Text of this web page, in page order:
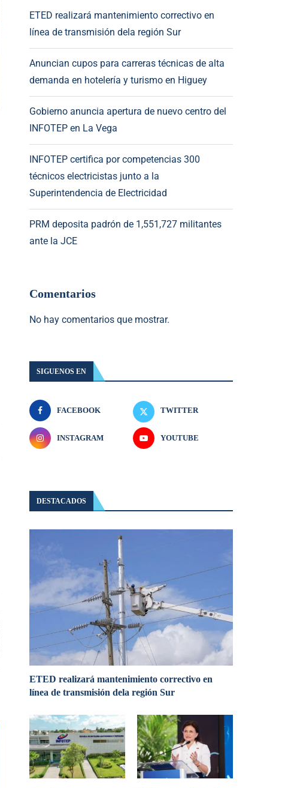
ETED realizará mantenimiento correctivo en
línea de transmisión dela región Sur
Anuncian cupos para carreras técnicas de alta
demanda en hotelería y turismo en Higuey
Gobierno anuncia apertura de nuevo centro del
INFOTEP en La Vega
INFOTEP certifica por competencias 300
técnicos electricistas junto a la
Superintendencia de Electricidad
PRM deposita padrón de 1,551,727 militantes
ante la JCE
Comentarios
No hay comentarios que mostrar.
SIGUENOS EN
FACEBOOK TWITTER
INSTAGRAM YOUTUBE
DESTACADOS
ETED realizará mantenimiento correctivo en
línea de transmisión dela región Sur